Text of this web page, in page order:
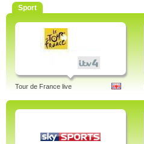
Sport
Tour de France live